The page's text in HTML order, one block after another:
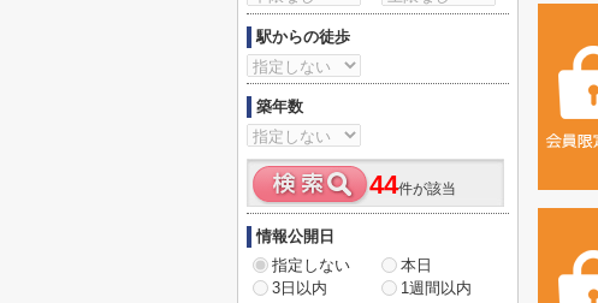
駅からの徒歩
築年数
44件が該当
情報公開日
指定しない
本日
3日以内
1週間以内